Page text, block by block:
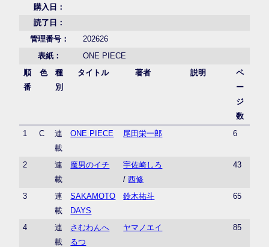
購入日：
読了日：
管理番号：
202626
表紙：
ONE PIECE
順
番
色
種
別
タイトル 著者 説明
ペ
ー
ジ
数
1
C
連
載
ONE PIECE 尾田栄一郎 6
2
連
載
魔男のイチ
宇佐崎しろ
/西修
43
3
連
載
SAKAMOTO
DAYS
鈴木祐斗 65
4
連
載
さむわんへ
るつ
ヤマノエイ 85